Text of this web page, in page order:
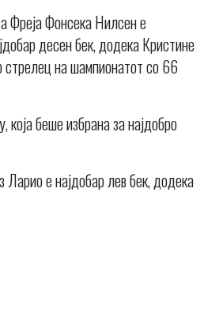
Фреја Фонсека Нилсен е
десен бек, додека Кристине
стрелец на шампионатот со 66
беше избрана за најдобро
е најдобар лев бек, додека